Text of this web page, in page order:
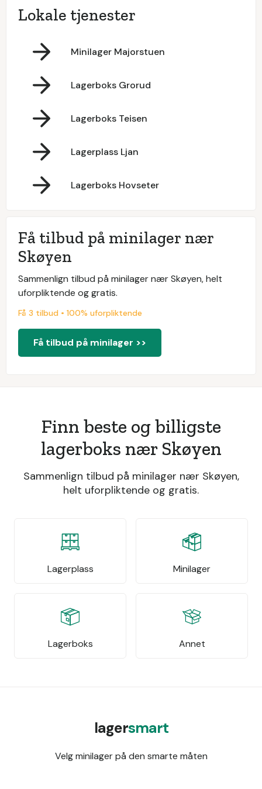
Lokale tjenester
Minilager Majorstuen
Lagerboks Grorud
Lagerboks Teisen
Lagerplass Ljan
Lagerboks Hovseter
Få tilbud på minilager nær
Skøyen
Sammenlign tilbud på minilager nær Skøyen, helt
uforpliktende og gratis.
Få 3 tilbud • 100% uforpliktende
Få tilbud på minilager >>
Finn beste og billigste
lagerboks nær Skøyen
Sammenlign tilbud på minilager nær Skøyen,
helt uforpliktende og gratis.
Lagerplass Minilager
Lagerboks Annet
lagersmart
Velg minilager på den smarte måten